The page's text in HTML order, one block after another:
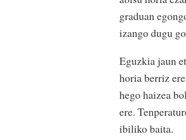
graduan
izango dugu
Eguzkia jaun
horia berriz
hego haizea
ere.
ibiliko baita.